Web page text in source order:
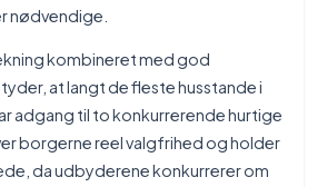
nødvendige.
kombineret med god
at langt de fleste husstande i
adgang til to konkurrerende hurtige
borgerne reel valgfrihed og holder
da udbyderene konkurrerer om